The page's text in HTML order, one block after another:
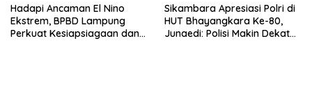
Hadapi Ancaman El Nino
Ekstrem, BPBD Lampung
Perkuat Kesiapsiagaan dan
Sikambara Apresiasi Polri di
HUT Bhayangkara Ke-80,
Junaedi: Polisi Makin Dekat